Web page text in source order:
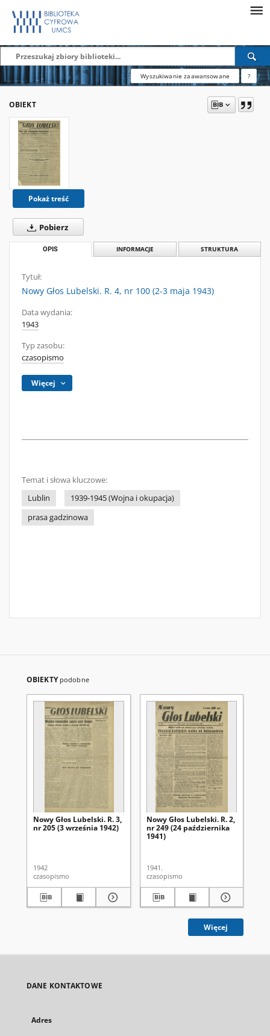
Wyszukiwanie zaawansowane ?
OBIEKT
Pokaż treść
Pobierz
OPIS INFORMACJE STRUKTURA
Tytuł:
Nowy Głos Lubelski. R. 4, nr 100 (2-3 maja 1943)
Data wydania:
1943
Typ zasobu:
czasopismo
Więcej
Temat i słowa kluczowe:
Lublin
1939-1945 (Wojna i okupacja)
prasa gadzinowa
OBIEKTY podobne
Nowy Głos Lubelski. R. 3,
nr 205 (3 września 1942)
1942
czasopismo
Nowy Głos Lubelski. R. 2,
nr 249 (24 października
1941)
1941.
czasopismo
Więcej
DANE KONTAKTOWE
Adres